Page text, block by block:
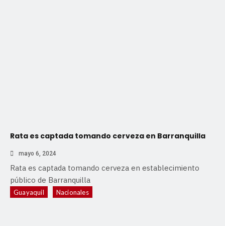
Rata es captada tomando cerveza en Barranquilla
mayo 6, 2024
Rata es captada tomando cerveza en establecimiento
público de Barranquilla
Guayaquil Nacionales